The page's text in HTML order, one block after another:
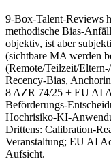
9-Box-Talent-Reviews
methodische Bias-
objektiv, ist aber
(sichtbare MA werden
(Remote/Teilzeit/
Recency-Bias,
8 AZR 74/25 + EU AI
Beförderungs-
Hochrisiko-KI-
Drittens: Calibration-
Veranstaltung; EU AI
Aufsicht.